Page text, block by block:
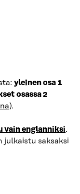
yleinen osa 1
osassa 2
).
vain englanniksi.
julkaistu saksaksi